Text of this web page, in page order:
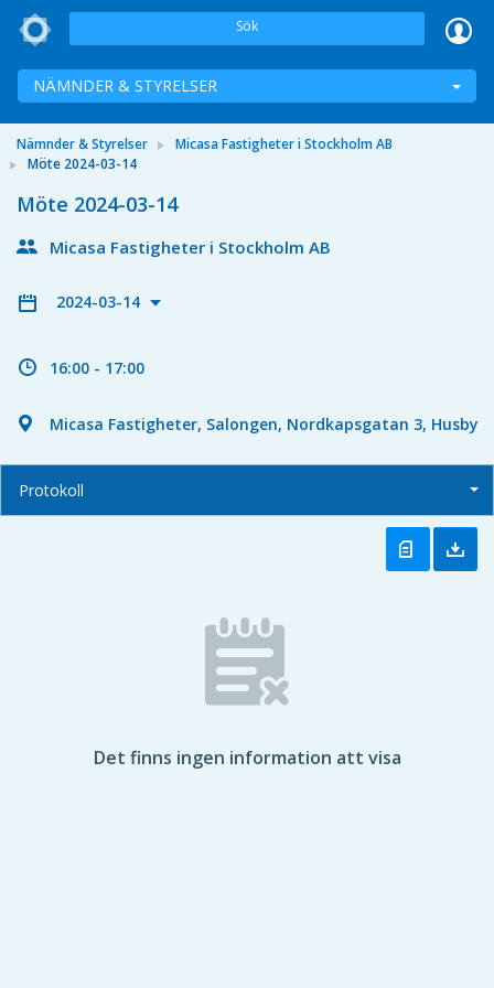
Sök
NÄMNDER & STYRELSER
Nämnder & Styrelser
Micasa Fastigheter i Stockholm AB
Möte 2024-03-14
Möte 2024-03-14
Micasa Fastigheter i Stockholm AB
2024-03-14
16:00 - 17:00
Micasa Fastigheter, Salongen, Nordkapsgatan 3, Husby
Protokoll
Det finns ingen information att visa